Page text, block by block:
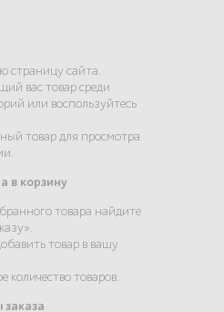
страницу сайта.
вас товар среди
или воспользуйтесь
товар для просмотра
в корзину
товара найдите
товар в вашу
количество товаров.